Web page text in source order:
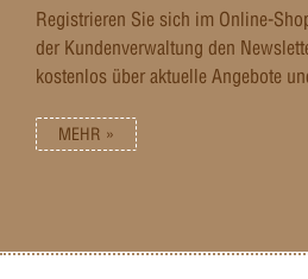
Registrieren Sie sich im Online-
der Kundenverwaltung den
kostenlos über aktuelle Angebote
MEHR »